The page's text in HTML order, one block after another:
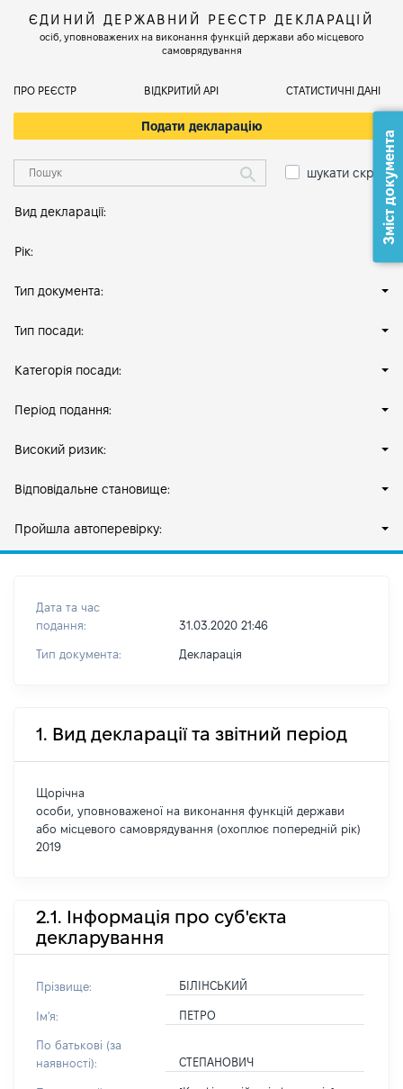
ЄДИНИЙ ДЕРЖАВНИЙ РЕЄСТР ДЕКЛАРАЦІЙ
осіб, уповноважених на виконання функцій держави або місцевого
самоврядування
ПРО РЕЄСТР ВІДКРИТИЙ АРІ СТАТИСТИЧНІ ДАНІ
Подати декларацію
шукати скрізь
Вид декларації:
Рік:
Тип документа:
Тип посади:
Категорія посади:
Період подання:
Високий ризик:
Відповідальне становище:
Пройшла автоперевірку:
Дата та час
подання:
31.03.2020 21:46
Тип документа: Декларація
1. Вид декларації та звітний період
Щорічна
особи, уповноваженої на виконання функцій держави
або місцевого самоврядування (охоплює попередній рік)
2019
2.1. Інформація про суб'єкта
декларування
Прізвище: БІЛІНСЬКИЙ
Ім'я: ПЕТРО
По батькові (за
наявності):
СТЕПАНОВИЧ
Зміст документа